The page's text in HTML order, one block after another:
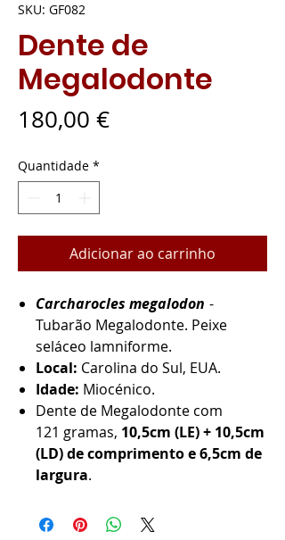
SKU: GF082
Dente de
Megalodonte
180,00 €Preço
Quantidade *
Adicionar ao carrinho
Carcharocles megalodon -
Tubarão Megalodonte. Peixe
seláceo lamniforme.
Local: Carolina do Sul, EUA.
Idade: Miocénico.
Dente de Megalodonte com
121 gramas, 10,5cm (LE) + 10,5cm
(LD) de comprimento e 6,5cm de
largura.